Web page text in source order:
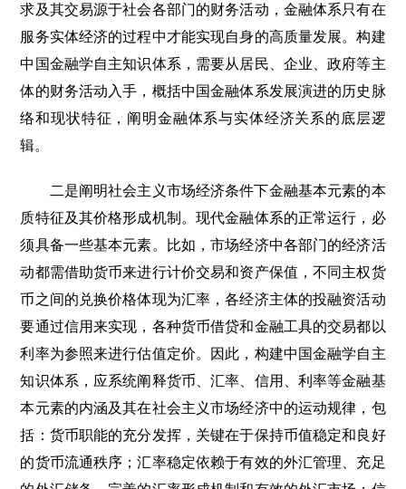
求及其交易源于社会各部门的财务活动，金融体系只有在
服务实体经济的过程中才能实现自身的高质量发展。构建
中国金融学自主知识体系，需要从居民、企业、政府等主
体的财务活动入手，概括中国金融体系发展演进的历史脉
络和现状特征，阐明金融体系与实体经济关系的底层逻
辑。
二是阐明社会主义市场经济条件下金融基本元素的本
质特征及其价格形成机制。现代金融体系的正常运行，必
须具备一些基本元素。比如，市场经济中各部门的经济活
动都需借助货币来进行计价交易和资产保值，不同主权货
币之间的兑换价格体现为汇率，各经济主体的投融资活动
要通过信用来实现，各种货币借贷和金融工具的交易都以
利率为参照来进行估值定价。因此，构建中国金融学自主
知识体系，应系统阐释货币、汇率、信用、利率等金融基
本元素的内涵及其在社会主义市场经济中的运动规律，包
括：货币职能的充分发挥，关键在于保持币值稳定和良好
的货币流通秩序；汇率稳定依赖于有效的外汇管理、充足